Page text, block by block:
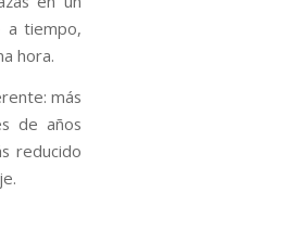
a tiempo,
hora.
más
de años
reducido